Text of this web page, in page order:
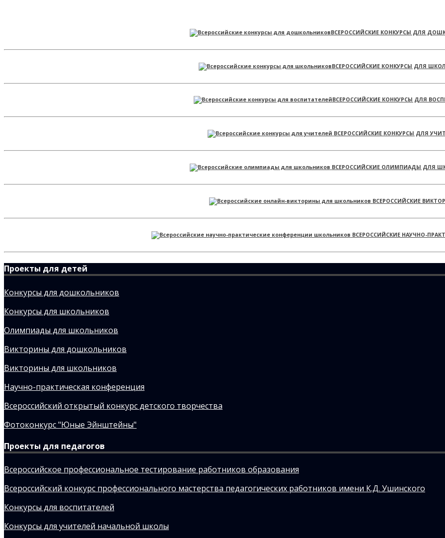
ВСЕРОССИЙСКИЕ КОНКУРСЫ ДЛЯ
ВСЕРОССИЙСКИЕ КОНКУРСЫ ДЛЯ
ВСЕРОССИЙСКИЕ КОНКУРСЫ ДЛЯ
ВСЕРОССИЙСКИЕ КОНКУРСЫ ДЛЯ
ВСЕРОССИЙСКИЕ ОЛИМПИАДЫ ДЛЯ
ВСЕРОССИЙСКИЕ
ВСЕРОССИЙСКИЕ НАУЧНО-
Проекты для детей
Конкурсы для дошкольников
Конкурсы для школьников
Олимпиады для школьников
Викторины для дошкольников
Викторины для школьников
Научно-практическая конференция
Всероссийский открытый конкурс детского творчества
Фотоконкурс "Юные Эйнштейны"
Проекты для педагогов
Всероссийское профессиональное тестирование работников образования
Всероссийский конкурс профессионального мастерства педагогических работников имени К.Д. Ушинского
Конкурсы для воспитателей
Конкурсы для учителей начальной школы